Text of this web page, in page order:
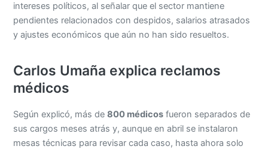
intereses políticos, al señalar que el sector mantiene
pendientes relacionados con despidos, salarios atrasados
y ajustes económicos que aún no han sido resueltos.
Carlos Umaña explica reclamos
médicos
Según explicó, más de800 médicos fueron separados de
sus cargos meses atrás y, aunque en abril se instalaron
mesas técnicas para revisar cada caso, hasta ahora solo